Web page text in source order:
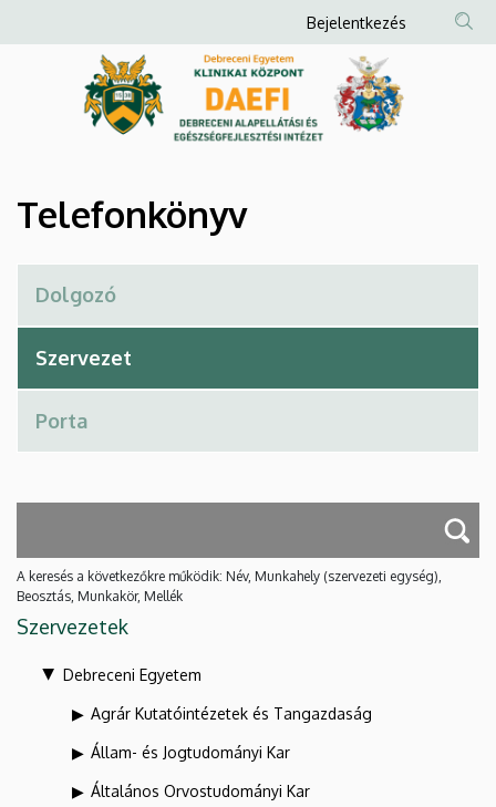
Debreceni
és
Egészségfejlesztési
Intézet
a
Anonim
Felhasználói
fiók
menüje
Bejelentkezés
Telefonkönyv
A keresés a következőkre működik: Név, Munkahely (szervezeti egység),
Beosztás, Munkakör, Mellék
Szervezetek
Debreceni Egyetem
Agrár Kutatóintézetek és Tangazdaság
Állam- és Jogtudományi Kar
Általános Orvostudományi Kar